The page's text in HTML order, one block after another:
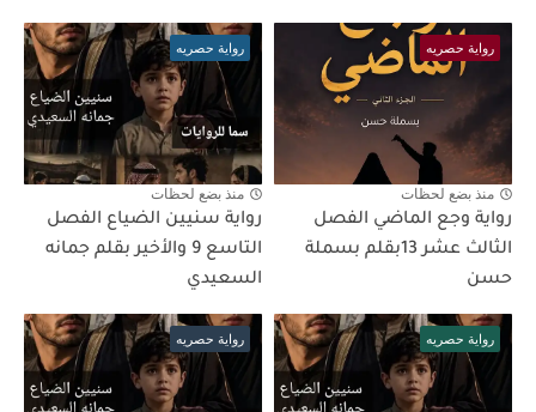
رواية حصريه
منذ بضع لحظات
رواية وجع الماضي الفصل
الثالث عشر 13بقلم بسملة
حسن
رواية حصريه
منذ بضع لحظات
رواية سنيين الضياع الفصل
التاسع 9 والأخير بقلم جمانه
السعيدي
رواية حصريه رواية حصريه